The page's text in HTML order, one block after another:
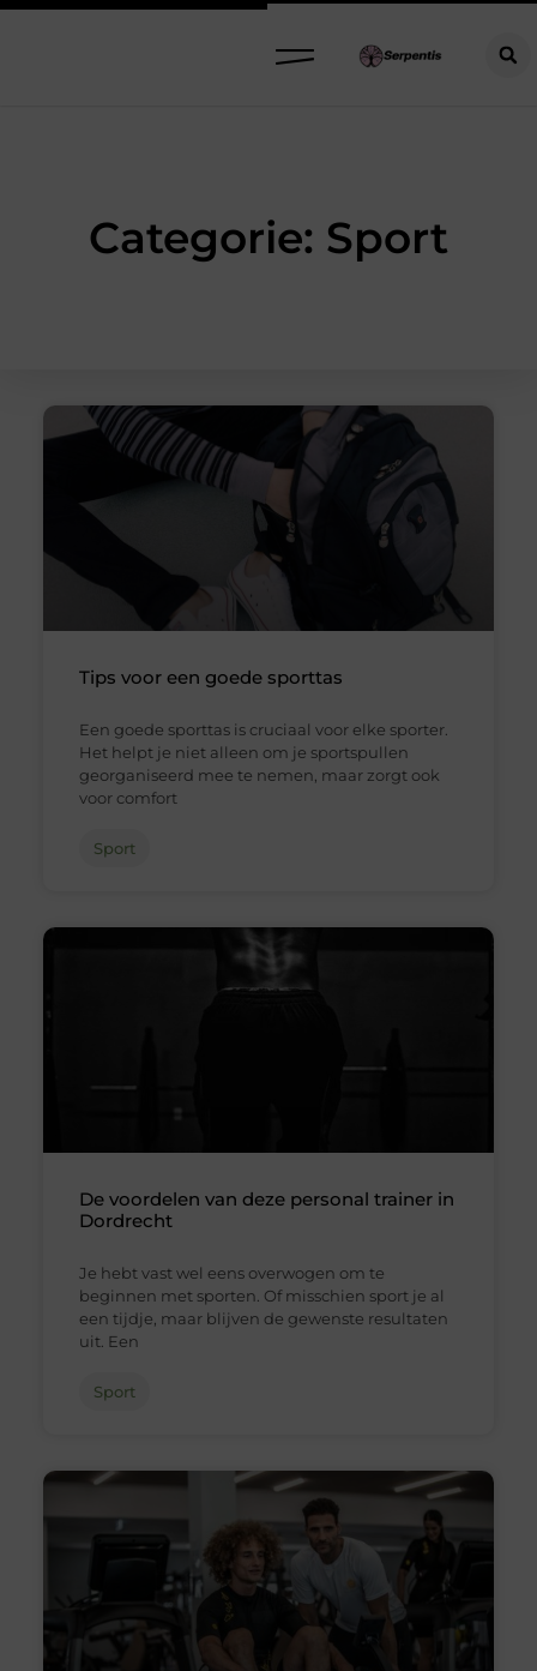
Categorie: Sport
Tips voor een goede sporttas
Een goede sporttas is cruciaal voor elke sporter.
Het helpt je niet alleen om je sportspullen
georganiseerd mee te nemen, maar zorgt ook
voor comfort
Sport
De voordelen van deze personal trainer in
Dordrecht
Je hebt vast wel eens overwogen om te
beginnen met sporten. Of misschien sport je al
een tijdje, maar blijven de gewenste resultaten
uit. Een
Sport